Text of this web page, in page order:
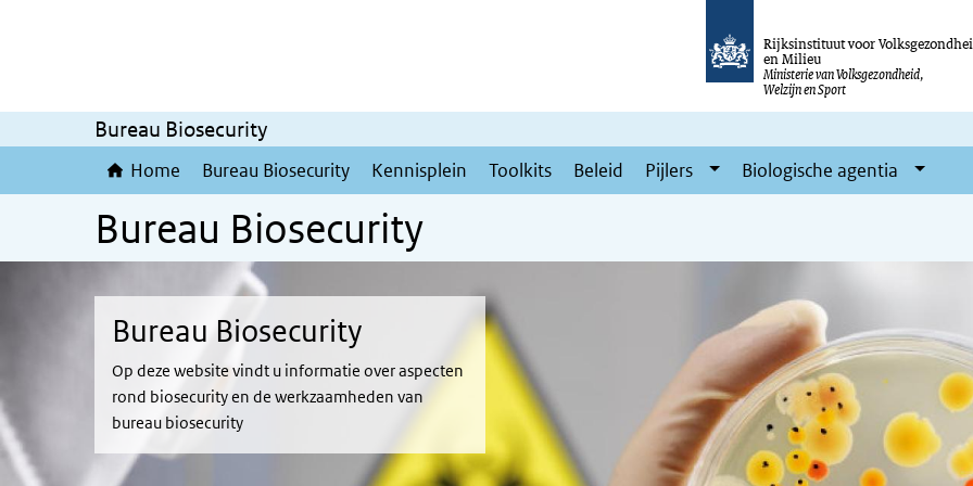
Rijksinstituut voor
en Milieu
Ministerie van Volksgezondheid,
Welzijn en Sport
Bureau Biosecurity
Home Bureau Biosecurity Kennisplein Toolkits Beleid Pijlers Biologische agentia
Bureau Biosecurity
Bureau Biosecurity
Op deze website vindt u informatie over aspecten
rond biosecurity en de werkzaamheden van
bureau biosecurity